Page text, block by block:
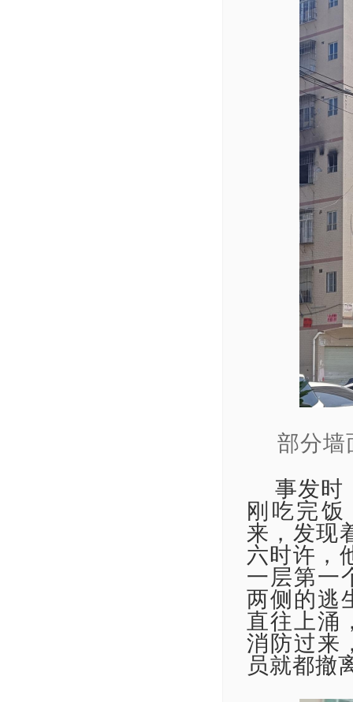
部分墙
事发时
刚吃完
来，发现
六时许，
一层第一
两侧的逃
直往上涌
消防过来
员就都撤